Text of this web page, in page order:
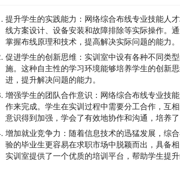
提升学生的实践能力：网络综合布线专业技能人
线方案设计、设备安装和故障排除等实际操作。
掌握布线原理和技术，提高解决实际问题的能力。
促进学生的创新思维：实训室中设有各种不同类
施。这种自主性的学习环境能够培养学生的创新
进，提升解决问题的能力。
增强学生的团队合作意识：网络综合布线专业技
作来完成。学生在实训过程中需要分工合作，互
意识得到加强，学会了有效地协作和沟通，培养了
增加就业竞争力：随着信息技术的迅猛发展，综
验的毕业生更容易在求职市场中脱颖而出，具备
实训室提供了一个优质的培训平台，帮助学生提